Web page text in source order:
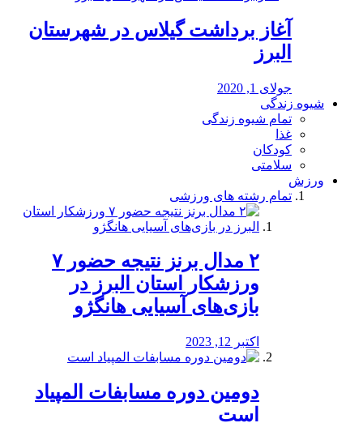
آغاز برداشت گیلاس در شهرستان
البرز
جولای 1, 2020
شیوه زندگی
تمام شیوه زندگی
غذا
کودکان
سلامتی
ورزش
تمام رشته های ورزشی
۲ مدال برنز نتیجه حضور ۷
ورزشکار استان البرز در
بازی‌های آسیایی هانگژو
اکتبر 12, 2023
دومین دوره مسابفات المپیاد
است